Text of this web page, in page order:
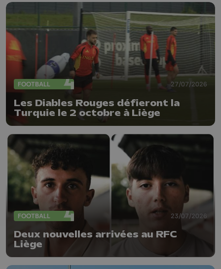
FOOTBALL 27/07/2026
Les Diables Rouges défieront la
Turquie le 2 octobre à Liège
FOOTBALL 23/07/2026
Deux nouvelles arrivées au RFC
Liège